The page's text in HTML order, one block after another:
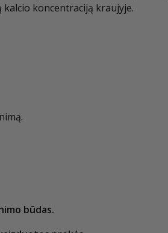
koncentraciją kraujyje.
būdas.